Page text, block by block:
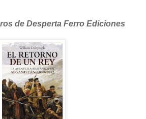
de Desperta Ferro Ediciones